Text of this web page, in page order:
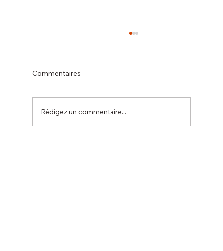
Commentaires
Rédigez un commentaire...